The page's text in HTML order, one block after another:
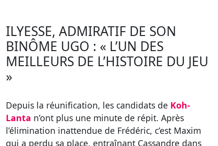
ILYESSE, ADMIRATIF DE SON
BINÔME UGO : « L’UN DES
MEILLEURS DE L’HISTOIRE DU JEU
»
Depuis la réunification, les candidats de Koh-
Lanta n’ont plus une minute de répit. Après
l’élimination inattendue de Frédéric, c’est Maxim
qui a perdu sa place, entraînant Cassandre dans